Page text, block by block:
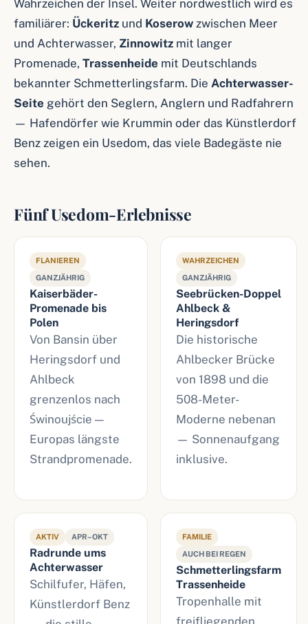
Wahrzeichen der Insel. Weiter nordwestlich wird es
familiärer: Ückeritz und Koserow zwischen Meer
und Achterwasser, Zinnowitz mit langer
Promenade, Trassenheide mit Deutschlands
bekannter Schmetterlingsfarm. Die Achterwasser-
Seite gehört den Seglern, Anglern und Radfahrern
— Hafendörfer wie Krummin oder das Künstlerdorf
Benz zeigen ein Usedom, das viele Badegäste nie
sehen.
Fünf Usedom-Erlebnisse
FLANIEREN
GANZJÄHRIG
Kaiserbäder-
Promenade bis
Polen
Von Bansin über
Heringsdorf und
Ahlbeck
grenzenlos nach
Świnoujście —
Europas längste
Strandpromenade.
WAHRZEICHEN
GANZJÄHRIG
Seebrücken-Doppel
Ahlbeck &
Heringsdorf
Die historische
Ahlbecker Brücke
von 1898 und die
508-Meter-
Moderne nebenan
— Sonnenaufgang
inklusive.
AKTIV APR–OKT
Radrunde ums
Achterwasser
Schilfufer, Häfen,
Künstlerdorf Benz
FAMILIE
AUCH BEI REGEN
Schmetterlingsfarm
Trassenheide
Tropenhalle mit
freifliegenden